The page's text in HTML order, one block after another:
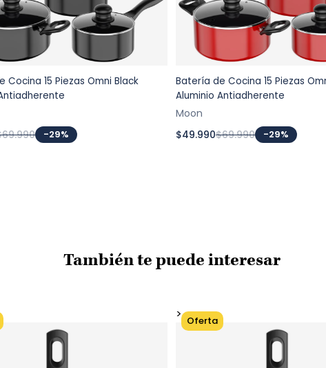
Agregar al carrito
Cocina 15 Piezas Omni Black
-29%
Agregar al
Batería de Cocina 15 Piezas
Aluminio Antiadherente
Moon
$49.990$69.990 -29%
También te puede interesar
> Oferta